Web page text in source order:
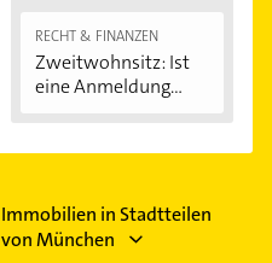
RECHT & FINANZEN
Zweitwohnsitz: Ist
eine Anmeldung...
Immobilien in Stadtteilen
von München